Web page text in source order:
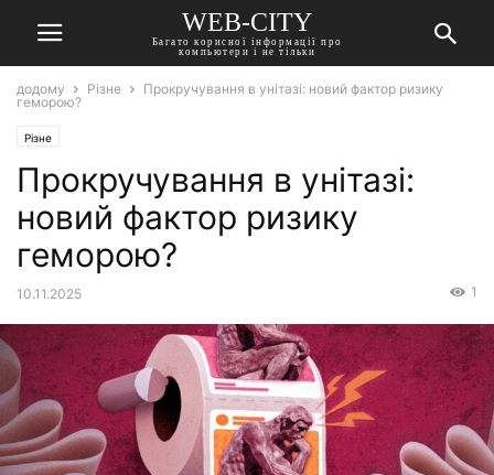
WEB-CITY
Багато корисної інформації про
компьютери і не тільки
додому Різне
Прокручування в унітазі: новий фактор ризику
геморою?
Різне
Прокручування в унітазі:
новий фактор ризику
геморою?
10.11.2025 1